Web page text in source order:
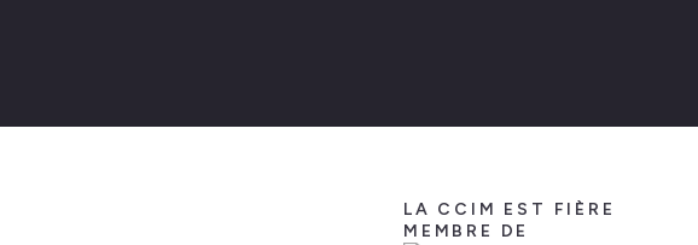
LA CCIM EST FIÈRE
MEMBRE DE